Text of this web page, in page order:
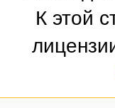
К этой